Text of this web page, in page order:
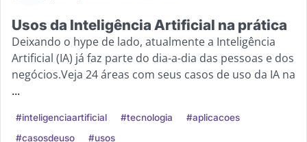
Usos da Inteligência Artificial na prática
Deixando o hype de lado, atualmente a Inteligência
Artificial (IA) já faz parte do dia-a-dia das pessoas e dos
negócios.Veja 24 áreas com seus casos de uso da IA na
...
#inteligenciaartificial #tecnologia
#aplicacoes
#casosdeuso
#usos